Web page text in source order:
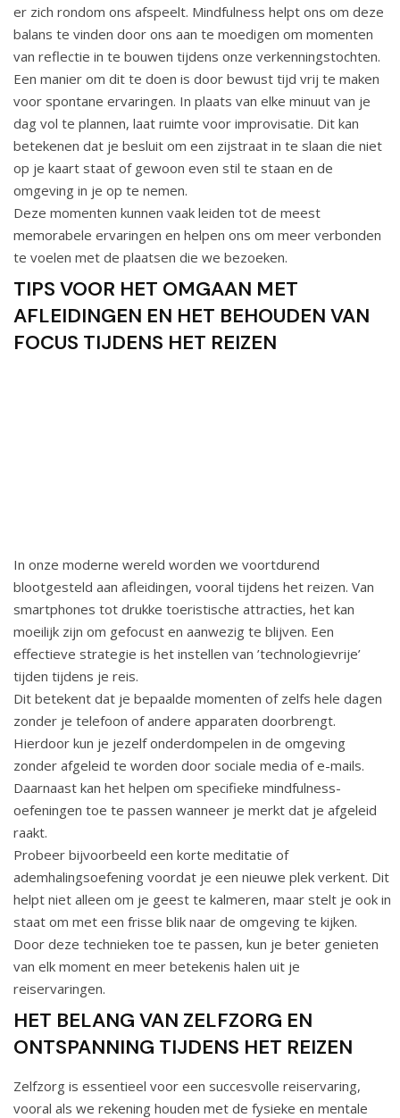
er zich rondom ons afspeelt. Mindfulness helpt ons om deze
balans te vinden door ons aan te moedigen om momenten
van reflectie in te bouwen tijdens onze verkenningstochten.
Een manier om dit te doen is door bewust tijd vrij te maken
voor spontane ervaringen. In plaats van elke minuut van je
dag vol te plannen, laat ruimte voor improvisatie. Dit kan
betekenen dat je besluit om een zijstraat in te slaan die niet
op je kaart staat of gewoon even stil te staan en de
omgeving in je op te nemen.
Deze momenten kunnen vaak leiden tot de meest
memorabele ervaringen en helpen ons om meer verbonden
te voelen met de plaatsen die we bezoeken.
TIPS VOOR HET OMGAAN MET
AFLEIDINGEN EN HET BEHOUDEN VAN
FOCUS TIJDENS HET REIZEN
In onze moderne wereld worden we voortdurend
blootgesteld aan afleidingen, vooral tijdens het reizen. Van
smartphones tot drukke toeristische attracties, het kan
moeilijk zijn om gefocust en aanwezig te blijven. Een
effectieve strategie is het instellen van ’technologievrije’
tijden tijdens je reis.
Dit betekent dat je bepaalde momenten of zelfs hele dagen
zonder je telefoon of andere apparaten doorbrengt.
Hierdoor kun je jezelf onderdompelen in de omgeving
zonder afgeleid te worden door sociale media of e-mails.
Daarnaast kan het helpen om specifieke mindfulness-
oefeningen toe te passen wanneer je merkt dat je afgeleid
raakt.
Probeer bijvoorbeeld een korte meditatie of
ademhalingsoefening voordat je een nieuwe plek verkent. Dit
helpt niet alleen om je geest te kalmeren, maar stelt je ook in
staat om met een frisse blik naar de omgeving te kijken.
Door deze technieken toe te passen, kun je beter genieten
van elk moment en meer betekenis halen uit je
reiservaringen.
HET BELANG VAN ZELFZORG EN
ONTSPANNING TIJDENS HET REIZEN
Zelfzorg is essentieel voor een succesvolle reiservaring,
vooral als we rekening houden met de fysieke en mentale